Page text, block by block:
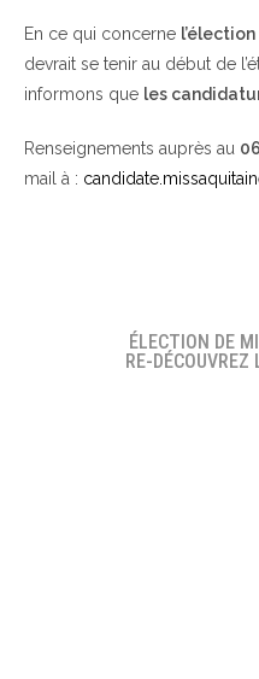
En ce qui concerne
devrait se tenir au début de
informons que les
Renseignements auprès au
mail à :
ÉLECTION DE
RE-